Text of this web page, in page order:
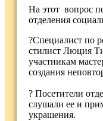
На этот вопрос
отделения
?Специалист по
стилист Люция
участникам
создания
? Посетители
слушали ее и
украшения.